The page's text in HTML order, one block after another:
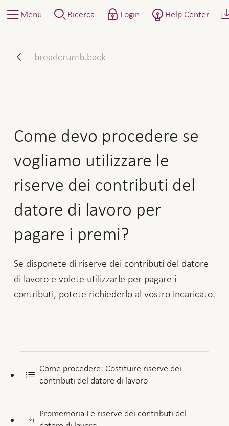
Menu Ricerca Login Help Center
breadcrumb.back
Come devo procedere se
vogliamo utilizzare le
riserve dei contributi del
datore di lavoro per
pagare i premi?
Se disponete di riserve dei contributi del datore
di lavoro e volete utilizzarle per pagare i
contributi, potete richiederlo al vostro incaricato.
Come procedere: Costituire riserve dei
contributi del datore di lavoro
Promemoria Le riserve dei contributi del